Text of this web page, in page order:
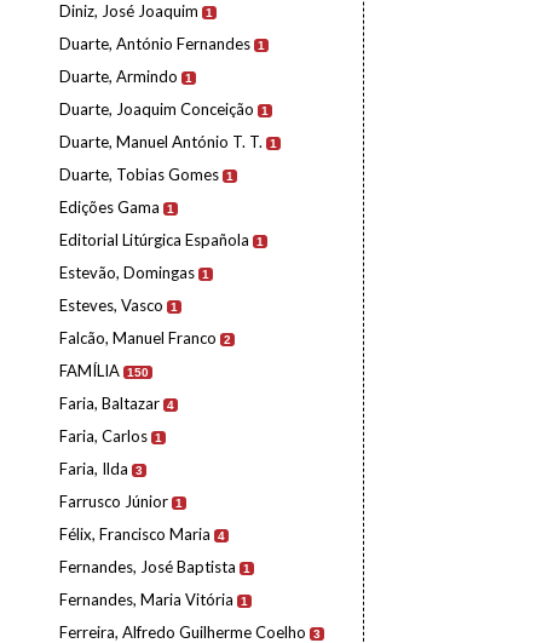
Diniz, José Joaquim 1
Duarte, António Fernandes 1
Duarte, Armindo 1
Duarte, Joaquim Conceição 1
Duarte, Manuel António T. T. 1
Duarte, Tobias Gomes 1
Edições Gama 1
Editorial Litúrgica Española 1
Estevão, Domingas 1
Esteves, Vasco 1
Falcão, Manuel Franco 2
FAMÍLIA 150
Faria, Baltazar 4
Faria, Carlos 1
Faria, Ilda 3
Farrusco Júnior 1
Félix, Francisco Maria 4
Fernandes, José Baptista 1
Fernandes, Maria Vitória 1
Ferreira, Alfredo Guilherme Coelho 3